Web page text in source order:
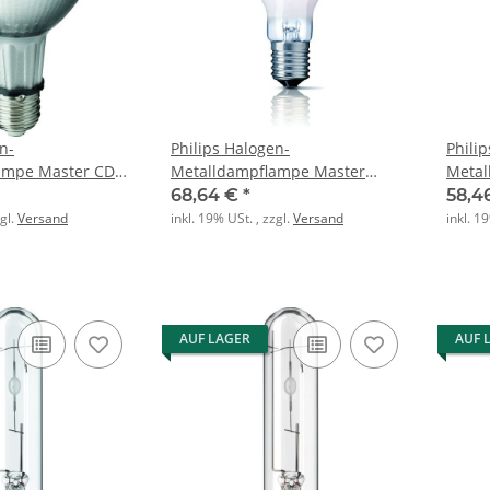
Master CDM-
PAR30L 40
Versand
Philips Halogen-
Metalldampflampe Master
CityWh CDO-ET Plus 100W 828
E40
68,64 € *
inkl. 19% USt. , zzgl.Versand
E27
inkl.
AUF LAGER AUF